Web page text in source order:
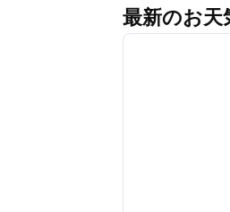
最新のお天